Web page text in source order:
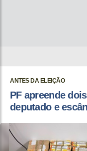
ANTES DA ELEIÇÃO
PF apreende
deputado e